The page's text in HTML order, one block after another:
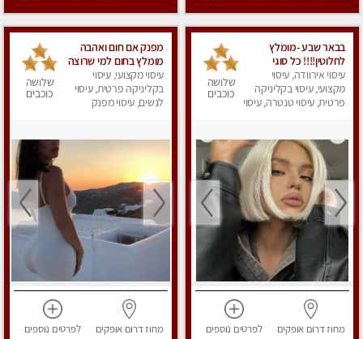
בבאר שבע -מומלץ
לחלוטין!!!! כל סוגי
העיסויים מעסה מקצועית
ואיכותית פרטי!!!
עיסוי אירוודה, עיסוי
מקצועי, עיסוי בקליניקה
פרטית, עיסוי טנטרה, עיסוי
שלושה
כוכבים
מחוז דרום אופקים לפרטים נוספים
מפנק אם חום ואהבה
מומלץ בחום למי שרוצה
להירגע- מומלץ לחלוטין!
פרטי!
עיסוי מקצועי, עיסוי
בקליניקה פרטית, עיסוי
לנשים, עיסוי מפנק
שלושה
כוכבים
מחוז דרום אופקים לפרטים נוספים